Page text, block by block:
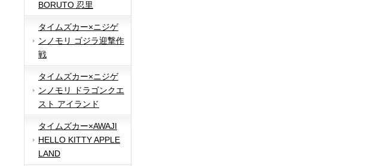
BORUTO 忍里
タイムズカー×ニジゲ
ンノモリ ゴジラ迎撃作
戦
タイムズカー×ニジゲ
ンノモリ ドラゴンクエ
スト アイランド
タイムズカー×AWAJI
HELLO KITTY APPLE
LAND